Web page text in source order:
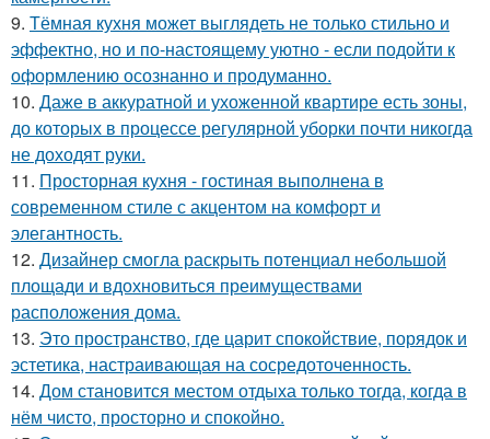
9. Тёмная кухня может выглядеть не только стильно и
эффектно, но и по-настоящему уютно - если подойти к
оформлению осознанно и продуманно.
10. Даже в аккуратной и ухоженной квартире есть зоны,
до которых в процессе регулярной уборки почти никогда
не доходят руки.
11. Просторная кухня - гостиная выполнена в
современном стиле с акцентом на комфорт и
элегантность.
12. Дизайнер смогла раскрыть потенциал небольшой
площади и вдохновиться преимуществами
расположения дома.
13. Это пространство, где царит спокойствие, порядок и
эстетика, настраивающая на сосредоточенность.
14. Дом становится местом отдыха только тогда, когда в
нём чисто, просторно и спокойно.